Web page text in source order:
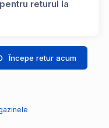
returul la
Începe retur acum